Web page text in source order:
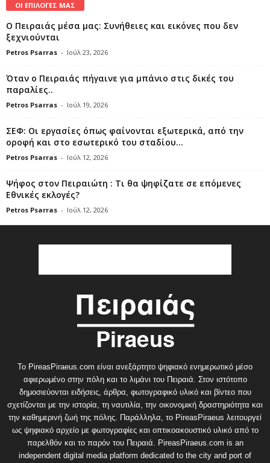
ΟΙ ΕΠΙΛΟΓΕΣ ΜΑΣ
Ο Πειραιάς μέσα μας: Συνήθειες και εικόνες που δεν
ξεχνιούνται
Petros Psarras - Ιούλ 23, 2026
Όταν ο Πειραιάς πήγαινε για μπάνιο στις δικές του
παραλίες..
Petros Psarras - Ιούλ 19, 2026
ΣΕΦ: Οι εργασίες όπως φαίνονται εξωτερικά, από την
οροφή και στο εσωτερικό του σταδίου...
Petros Psarras - Ιούλ 12, 2026
Ψήφος στον Πειραιώτη : Τι θα ψηφίζατε σε επόμενες
Εθνικές εκλογές?
Petros Psarras - Ιούλ 12, 2026
Το PireasPiraeus.com είναι ανεξάρτητο ψηφιακό ενημερωτικό μέσο
αφιερωμένο στην πόλη και το λιμάνι του Πειραιά. Στον ιστότοπο
δημοσιεύονται ειδήσεις, άρθρα, φωτογραφικό υλικό και βίντεο που
σχετίζονται με την ιστορία, τη ναυτιλία, την οικονομική δραστηριότητα και
την καθημερινή ζωή της πόλης. Παράλληλα, το PireasPiraeus λειτουργεί
ως ψηφιακό αρχείο με φωτογραφίες και οπτικοακουστικό υλικό από το
παρελθόν και το παρόν του Πειραιά. PireasPiraeus.com is an
independent digital media platform dedicated to the city and port of